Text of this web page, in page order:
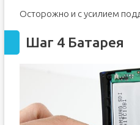
Осторожно и с усилием
Шаг 4 Батарея